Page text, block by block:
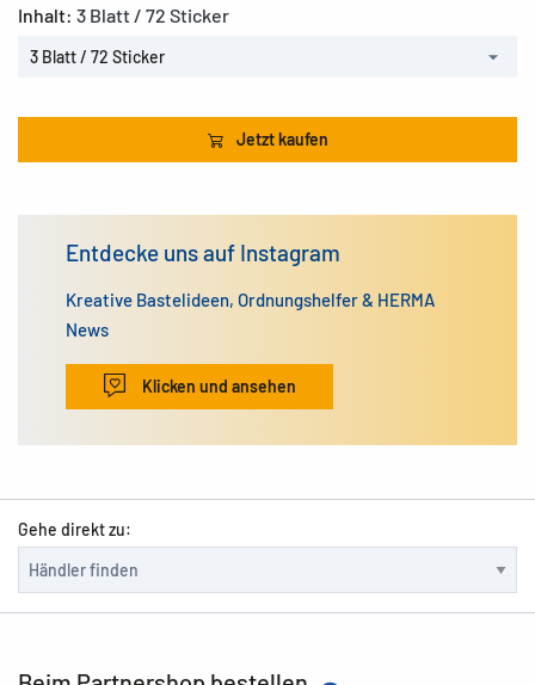
Inhalt: 3 Blatt / 72 Sticker
3 Blatt / 72 Sticker
Jetzt kaufen
Entdecke uns auf Instagram
Kreative Bastelideen, Ordnungshelfer & HERMA
News
Klicken und ansehen
Gehe direkt zu: